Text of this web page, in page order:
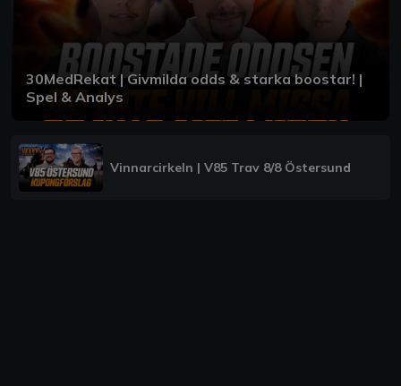
30MedRekat | Givmilda odds & starka boostar! |
Spel & Analys
Vinnarcirkeln | V85 Trav 8/8 Östersund